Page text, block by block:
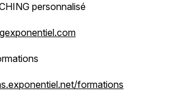
personnalisé
formations